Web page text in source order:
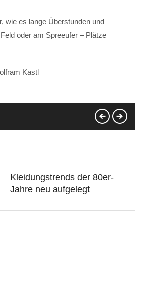
wie es lange Überstunden und
oder am Spreeufer – Plätze
Kastl
Kleidungstrends der 80er-
Jahre neu aufgelegt